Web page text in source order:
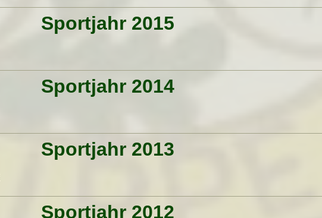
Sportjahr 2015
Sportjahr 2014
Sportjahr 2013
Sportjahr 2012